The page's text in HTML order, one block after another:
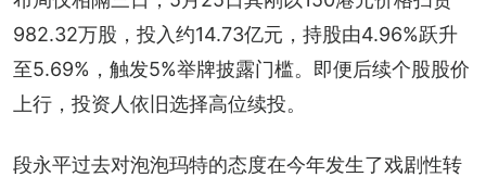
982.32万股，投入约14.73亿元，持股由4.96%跃升
至5.69%，触发5%举牌披露门槛。即便后续个股股价
上行，投资人依旧选择高位续投。
段永平过去对泡泡玛特的态度在今年发生了戏剧性转